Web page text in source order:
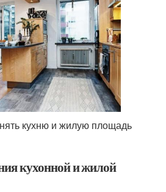
кухню и жилую площадь
кухонной и жилой